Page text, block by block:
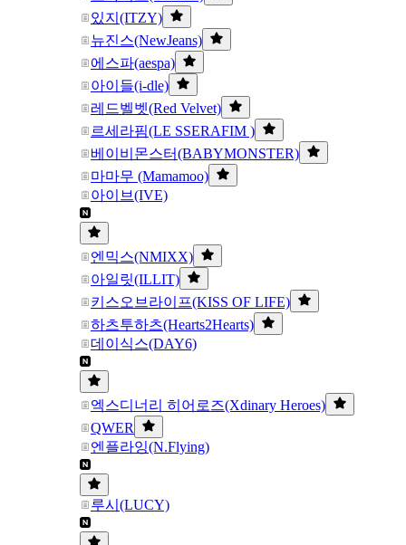
있지(ITZY)
뉴진스(NewJeans)
에스파(aespa)
아이들(i-dle)
레드벨벳(Red Velvet)
르세라핌(LE SSERAFIM )
베이비몬스터(BABYMONSTER)
마마무 (Mamamoo)
아이브(IVE)
엔믹스(NMIXX)
아일릿(ILLIT)
키스오브라이프(KISS OF LIFE)
하츠투하츠(Hearts2Hearts)
데이식스(DAY6)
엑스디너리 히어로즈(Xdinary Heroes)
QWER
엔플라잉(N.Flying)
루시(LUCY)